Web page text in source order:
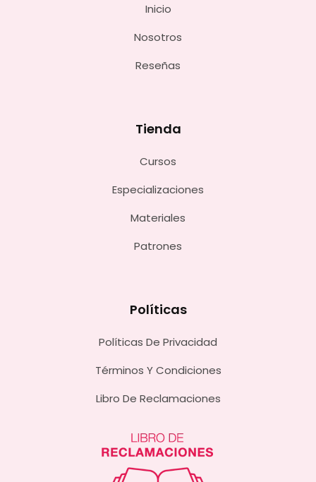
Inicio
Nosotros
Reseñas
Tienda
Cursos
Especializaciones
Materiales
Patrones
Políticas
Políticas De Privacidad
Términos Y Condiciones
Libro De Reclamaciones